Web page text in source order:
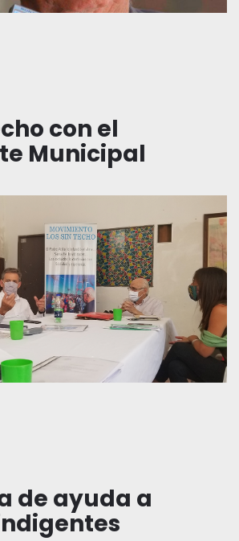
con el
Municipal
de ayuda a